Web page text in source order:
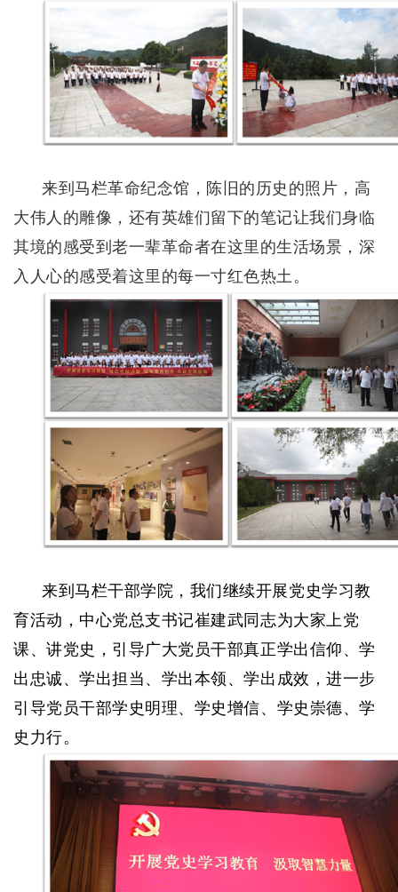
来到马栏革命纪念馆，陈旧的历史的照片，高
大伟人的雕像，还有英雄们留下的笔记让我们身临
其境的感受到老一辈革命者在这里的生活场景，深
入人心的感受着这里的每一寸红色热土。
来到马栏干部学院，我们继续开展党史学习教
育活动，中心党总支书记崔建武同志为大家上党
课、讲党史，引导广大党员干部真正学出信仰、学
出忠诚、学出担当、学出本领、学出成效，进一步
引导党员干部学史明理、学史增信、学史崇德、学
史力行。